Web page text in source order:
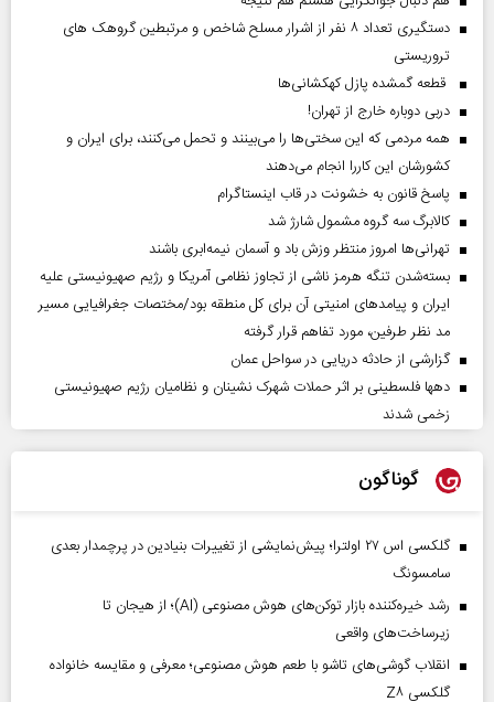
دستگیری تعداد ۸ نفر از اشرار مسلح شاخص و مرتبطین گروهک های
تروریستی
قطعه گمشده پازل کهکشانی‌ها
دربی دوباره خارج از تهران!
همه مردمی که این سختی‌ها را می‌بینند و تحمل می‌کنند، برای ایران و
کشورشان این کاررا انجام می‌دهند
پاسخ قانون به خشونت در قاب اینستاگرام
کالابرگ سه گروه مشمول شارژ شد
تهرانی‌ها امروز منتظر وزش باد و آسمان نیمه‌ابری باشند
بسته‌شدن تنگه هرمز ناشی از تجاوز نظامی آمریکا و رژیم صهیونیستی علیه
ایران و پیامد‌های امنیتی آن برای کل منطقه بود/مختصات جغرافیایی مسیر
مد نظر طرفین، مورد تفاهم قرار گرفته
گزارشی از حادثه دریایی در سواحل عمان
دهها فلسطینی بر اثر حملات شهرک نشینان و نظامیان رژیم صهیونیستی
زخمی شدند
گوناگون
گلکسی اس ۲۷ اولترا؛ پیش‌نمایشی از تغییرات بنیادین در پرچمدار بعدی
سامسونگ
رشد خیره‌کننده بازار توکن‌های هوش مصنوعی (AI)؛ از هیجان تا
زیرساخت‌های واقعی
انقلاب گوشی‌های تاشو‌ با طعم هوش مصنوعی؛ معرفی و مقایسه خانواده
گلکسی Z۸